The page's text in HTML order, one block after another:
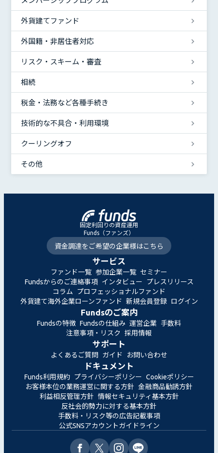
外貨建てファンド
外国籍・非居住者対応
リスク・スキーム・審査
相続
税金・法務など各種手続き
技術的な不具合・利用環境
クーリングオフ
その他
固定利回りの資産運用
Funds（ファンズ）
資金調達をご希望の企業様はこちら
サービス
ファンド一覧 参加企業一覧 セミナー
Fundsからのご連絡事項 インタビュー
プレスリリース
コラム
プロフェッショナルファンド
外貨建て海外企業ローンファンド 新規会員登録 ログイン
Fundsのご案内
Fundsの特徴 Fundsの仕組み 運営企業 手数料
注意事項・リスク
採用情報
サポート
よくあるご質問 ガイド お問い合わせ
ドキュメント
Funds利用規約 プライバシーポリシー Cookieポリシー
お客様本位の業務運営に関する方針 金融商品勧誘方針
利益相反管理方針 情報セキュリティ基本方針
反社会的勢力に対する基本方針
手数料・リスク等の広告記載事項
公式SNSアカウントガイドライン